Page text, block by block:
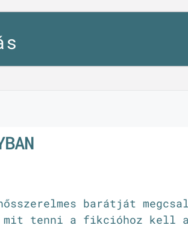
barátját
mit tenni a fikcióhoz kell